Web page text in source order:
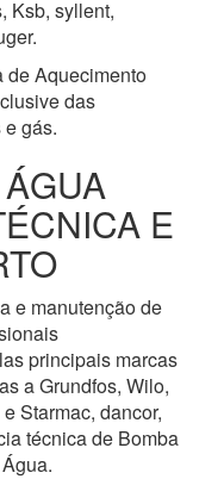
Ksb, syllent,
de Aquecimento
das
gás.
E
e manutenção de
principais marcas
a Grundfos, Wilo,
Starmac, dancor,
técnica de Bomba